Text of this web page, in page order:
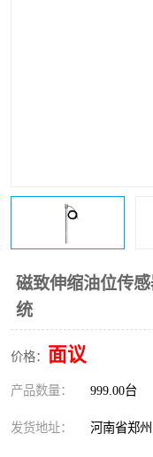
磁致伸缩油位传
统
价格： 面议
产品数量： 999.00台
发货地址： 河南省郑
流量仪表